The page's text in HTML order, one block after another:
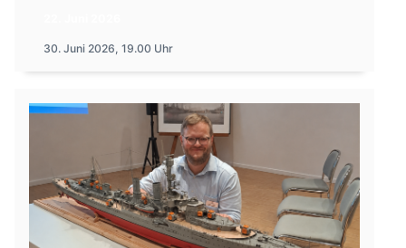
30. Juni 2026, 19.00 Uhr